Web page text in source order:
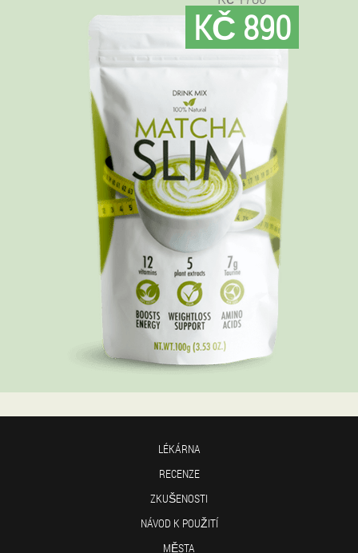
KČ 890
LÉKÁRNA
RECENZE
ZKUŠENOSTI
NÁVOD K POUŽITÍ
MĚSTA